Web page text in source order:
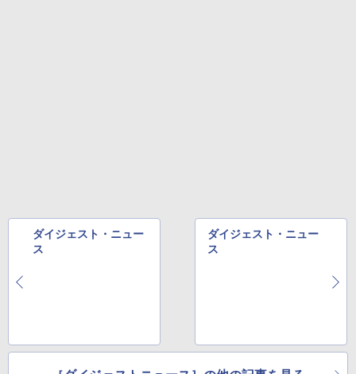
ダイジェスト・ニュー
ス
ダイジェスト・ニュー
ス